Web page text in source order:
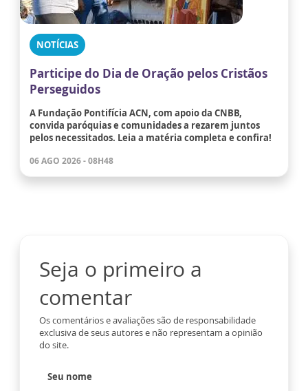
NOTÍCIAS
Participe do Dia de Oração pelos Cristãos
Perseguidos
A Fundação Pontifícia ACN, com apoio da CNBB,
convida paróquias e comunidades a rezarem juntos
pelos necessitados. Leia a matéria completa e confira!
06 AGO 2026 - 08H48
Seja o primeiro a
comentar
Os comentários e avaliações são de responsabilidade
exclusiva de seus autores e não representam a opinião
do site.
Seu nome